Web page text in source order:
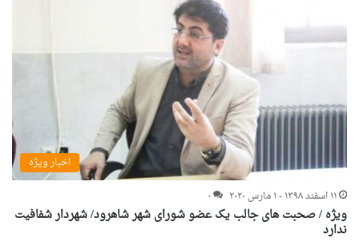
اخبار ویژه
۱۱ اسفند ۱۳۹۸ - ۱ مارس ۲۰۲۰
۰
ویژه / صحبت های جالب یک عضو شورای شهر شاهرود/ شهردار شفافیت
ندارد